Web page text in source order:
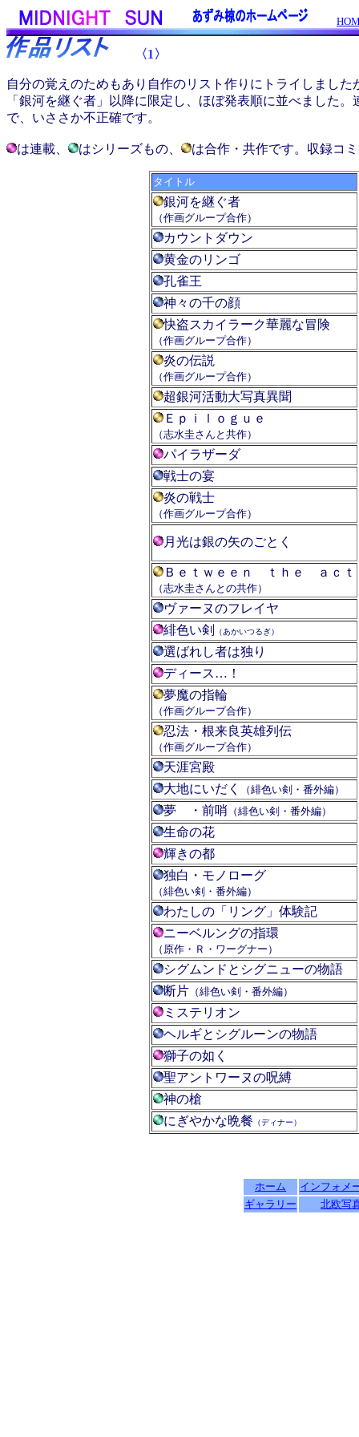
〈1〉
自分の覚えのためもあり自作のリスト作りにトライしまし
「銀河を継ぐ者」以降に限定し、ほぼ発表順に並べました
で、いささか不正確です。
は連載、 はシリーズもの、 は合作・共作です。収録コ
タイトル
銀河を継ぐ者
（作画グループ合作）
カウントダウン
黄金のリンゴ
孔雀王
神々の千の顔
快盗スカイラーク華麗な冒険
（作画グループ合作）
炎の伝説
（作画グループ合作）
超銀河活動大写真異聞
Ｅｐｉｌｏｇｕｅ
（志水圭さんと共作）
パイラザーダ
戦士の宴
炎の戦士
（作画グループ合作）
月光は銀の矢のごとく
Ｂｅｔｗｅｅｎ ｔｈｅ ａｃｔ
（志水圭さんとの共作）
ヴァーヌのフレイヤ
緋色い剣
（あかいつるぎ）
選ばれし者は独り
ディース…！
夢魔の指輪
（作画グループ合作）
忍法・根来良英雄列伝
（作画グループ合作）
天涯宮殿
大地にいだく
（緋色い剣・番外編）
夢 ・前哨 （緋色い剣・番外編）
生命の花
輝きの都
独白・モノローグ
（緋色い剣・番外編）
わたしの「リング」体験記
ニーベルングの指環
（原作・Ｒ・ワーグナー）
シグムンドとシグニューの物語
断片（緋色い剣・番外編）
ミステリオン
ヘルギとシグルーンの物語
獅子の如く
聖アントワーヌの呪縛
神の槍
にぎやかな晩餐 （ディナー）
ホーム
インフォメ
ギャラリー
北欧写